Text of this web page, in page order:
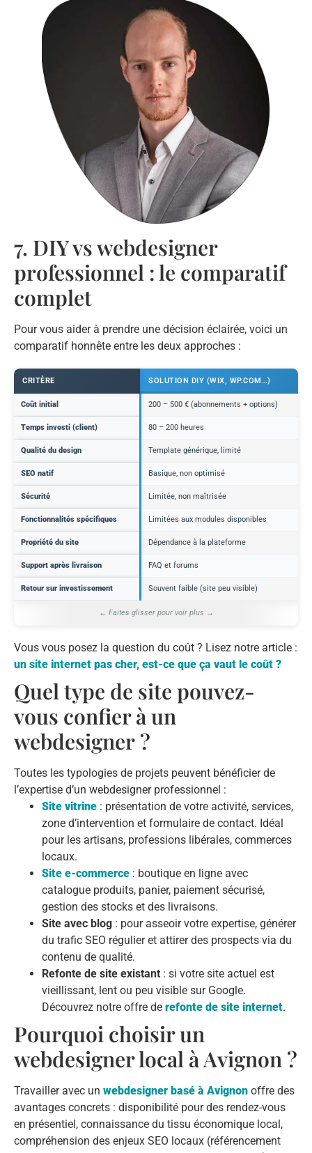
7. DIY vs webdesigner
professionnel : le comparatif
complet
Pour vous aider à prendre une décision éclairée, voici un
comparatif honnête entre les deux approches :
CRITÈRE SOLUTION DIY (WIX, WP.COM…)
Coût initial 200 – 500 € (abonnements + options)
Temps investi (client) 80 – 200 heures
Qualité du design Template générique, limité
SEO natif Basique, non optimisé
Sécurité Limitée, non maîtrisée
Fonctionnalités spécifiques Limitées aux modules disponibles
Propriété du site Dépendance à la plateforme
Support après livraison FAQ et forums
Retour sur investissement Souvent faible (site peu visible)
Vous vous posez la question du coût ? Lisez notre article :
un site internet pas cher, est-ce que ça vaut le coût ?
Quel type de site pouvez-
vous confier à un
webdesigner ?
Toutes les typologies de projets peuvent bénéficier de
l’expertise d’un webdesigner professionnel :
Site vitrine : présentation de votre activité, services,
zone d’intervention et formulaire de contact. Idéal
pour les artisans, professions libérales, commerces
locaux.
Site e-commerce : boutique en ligne avec
catalogue produits, panier, paiement sécurisé,
gestion des stocks et des livraisons.
Site avec blog : pour asseoir votre expertise, générer
du trafic SEO régulier et attirer des prospects via du
contenu de qualité.
Refonte de site existant : si votre site actuel est
vieillissant, lent ou peu visible sur Google.
Découvrez notre offre de refonte de site internet.
Pourquoi choisir un
webdesigner local à Avignon ?
Travailler avec un webdesigner basé à Avignon offre des
avantages concrets : disponibilité pour des rendez-vous
en présentiel, connaissance du tissu économique local,
compréhension des enjeux SEO locaux (référencement